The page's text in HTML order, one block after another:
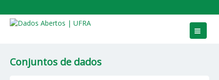
Grupos
Conjuntos de dados